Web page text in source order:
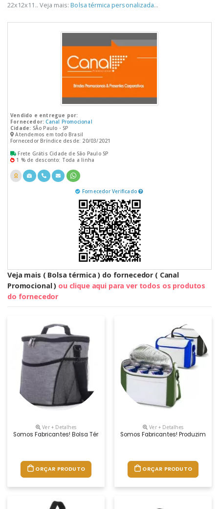
22x12x11.. Veja mais:Bolsa térmica personalizada...
Vendido e entregue por:
Fornecedor: Canal Promocional
Cidade: SÃo Paulo - SP
Atendemos em todo Brasil
Fornecedor Bríndice desde: 20/03/2021
Frete Grátis Cidade de São Paulo SP
1 % de desconto: Toda a linha
Fornecedor Verificado
Veja mais ( Bolsa térmica ) do fornecedor ( Canal
Promocional ) ou clique aqui para ver todos os produtos
do fornecedor
Ver + Detalhes
Somos Fabricantes! Bolsa Térmica Produzida Em Nylon Linho, Possui
ORÇAR PRODUTO
Ver + Detalhes
Somos Fabricantes! Produzimos
ORÇAR PRODUTO